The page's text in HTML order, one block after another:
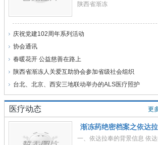
陕西省渐冻
庆祝党建102周年系列活动
协会通讯
春暖花开 公益慈善在路上
陕西省渐冻人关爱互助协会参加省级社会组织
台北、北京、西安三地联动举办的ALS医疗照护
更
医疗动态
渐冻药绝密档案之依达
一、依达拉奉的背景信息 依